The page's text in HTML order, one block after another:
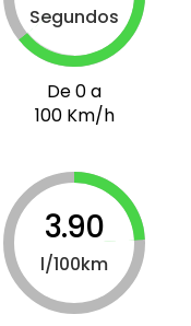
Segundos
De 0 a
100 Km/h
3.90
l/100km